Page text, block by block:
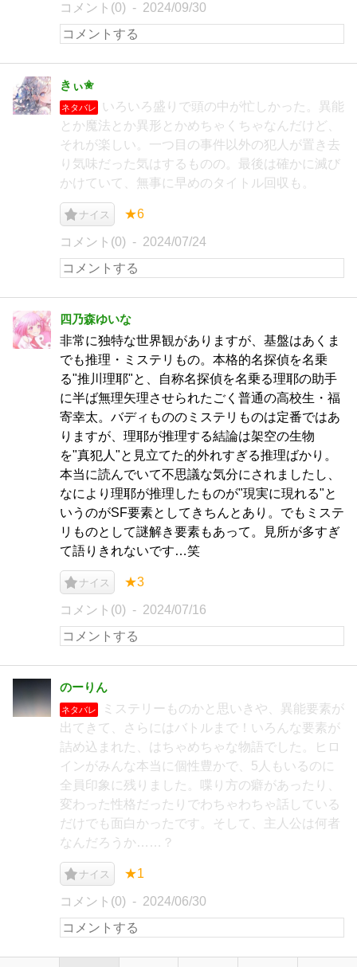
コメント(0) 2024/09/30
きぃ✬
ネタバレ
いろいろ盛りで頭の中が忙しかった。異能
とか魔法とか異形とかめちゃくちゃなんだけど、
それが楽しい。一つ目の事件以外の犯人が置き去
り気味だった気はするものの。最後は確かに滅び
かけていて、無事に早めのタイトル回収も。
ナイス ★6
コメント(0) 2024/07/24
四乃森ゆいな
非常に独特な世界観がありますが、基盤はあくま
でも推理・ミステリもの。本格的名探偵を名乗
る"推川理耶"と、自称名探偵を名乗る理耶の助手
に半ば無理矢理させられたごく普通の高校生・福
寄幸太。バディもののミステリものは定番ではあ
りますが、理耶が推理する結論は架空の生物
を"真犯人"と見立てた的外れすぎる推理ばかり。
本当に読んでいて不思議な気分にされましたし、
なにより理耶が推理したものが"現実に現れる"と
いうのがSF要素としてきちんとあり。でもミステ
リものとして謎解き要素もあって。見所が多すぎ
て語りきれないです…笑
ナイス ★3
コメント(0) 2024/07/16
のーりん
ネタバレ
ミステリーものかと思いきや、異能要素が
出てきて、さらにはバトルまで！いろんな要素が
詰め込まれた、はちゃめちゃな物語でした。ヒロ
インがみんな本当に個性豊かで、5人もいるのに
全員印象に残りました。喋り方の癖があったり、
変わった性格だったりでわちゃわちゃ話している
だけでも面白かったです。そして、主人公は何者
なんだろうか……？
ナイス ★1
コメント(0) 2024/06/30